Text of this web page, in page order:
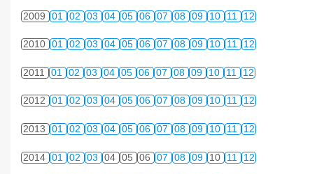
2009 01 02 03 04 05 06 07 08 09 10 11 12
2010 01 02 03 04 05 06 07 08 09 10 11 12
2011 01 02 03 04 05 06 07 08 09 10 11 12
2012 01 02 03 04 05 06 07 08 09 10 11 12
2013 01 02 03 04 05 06 07 08 09 10 11 12
2014 01 02 03 04 05 06 07 08 09 10 11 12